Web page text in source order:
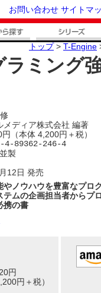
ミング
メディア株式会社 編著
（本体 4,200円＋税）
4-89362-246-4
製
12日 発売
やノウハウを豊富なプロ
テムの企画担当者からプ
携の書
円
円＋税）
トップ> T-Engine
お問い合わせ サイトマ